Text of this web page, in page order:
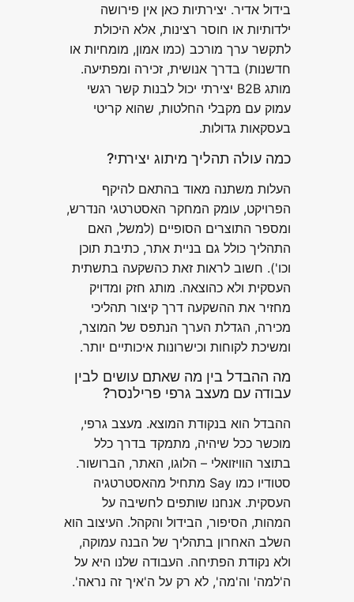
בידול אדיר. יצירתיות כאן אין פירושה
ילדותיות או חוסר רצינות, אלא היכולת
לתקשר ערך מורכב (כמו אמון, מומחיות או
חדשנות) בדרך אנושית, זכירה ומפתיעה.
מותג B2B יצירתי יכול לבנות קשר רגשי
עמוק עם מקבלי החלטות, שהוא קריטי
בעסקאות גדולות.
כמה עולה תהליך מיתוג יצירתי?
העלות משתנה מאוד בהתאם להיקף
הפרויקט, עומק המחקר האסטרטגי הנדרש,
ומספר התוצרים הסופיים (למשל, האם
התהליך כולל גם בניית אתר, כתיבת תוכן
וכו'). חשוב לראות זאת כהשקעה בתשתית
העסקית ולא כהוצאה. מותג חזק ומדויק
מחזיר את ההשקעה דרך קיצור תהליכי
מכירה, הגדלת הערך הנתפס של המוצר,
ומשיכת לקוחות וכישרונות איכותיים יותר.
מה ההבדל בין מה שאתם עושים לבין
עבודה עם מעצב גרפי פרילנסר?
ההבדל הוא בנקודת המוצא. מעצב גרפי,
מוכשר ככל שיהיה, מתמקד בדרך כלל
בתוצר הוויזואלי – הלוגו, האתר, הברושור.
סטודיו כמו Say מתחיל מהאסטרטגיה
העסקית. אנחנו שותפים לחשיבה על
המהות, הסיפור, הבידול והקהל. העיצוב הוא
השלב האחרון בתהליך של הבנה עמוקה,
ולא נקודת הפתיחה. העבודה שלנו היא על
ה'למה' וה'מה', לא רק על ה'איך זה נראה'.